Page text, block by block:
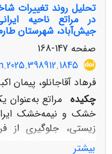
تحلیل روند تغییرات
در مراتع ناحیه
جیش‌آباد، شهرستان
صفحه 147-168
فرهاد آقاجانلو، پیمان
چکیده مراتع
خشک و نیمه‌خشک
زیستی، جلوگیری از
می‌کنند. در سال‌های
بیشتر